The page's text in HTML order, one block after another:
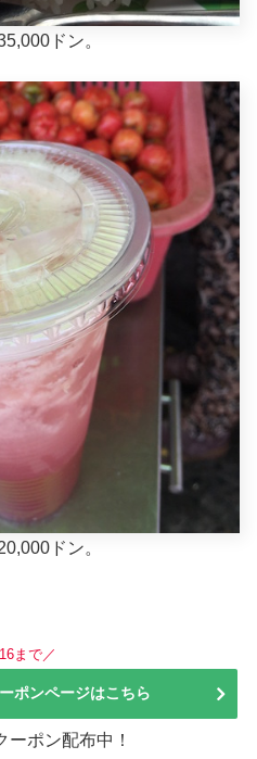
ドン。
ドン。
まで／
ポンページはこちら
ーポン配布中！